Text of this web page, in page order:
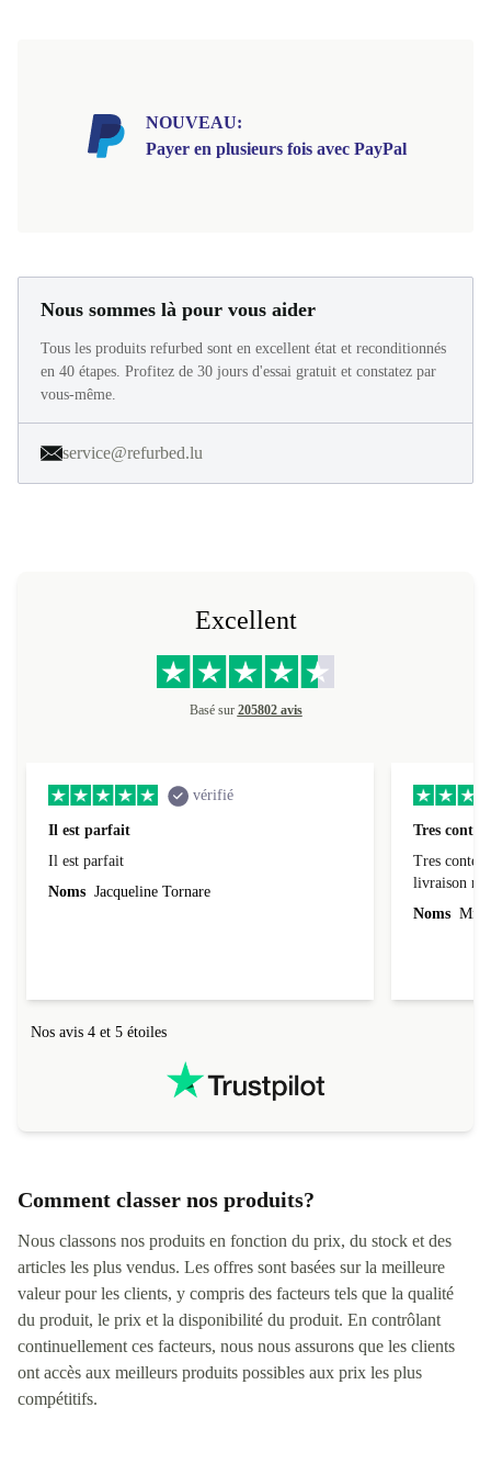
NOUVEAU:
Payer en plusieurs fois avec PayPal
Nous sommes là pour vous aider
Tous les produits refurbed sont en excellent état et reconditionnés
en 40 étapes. Profitez de 30 jours d'essai gratuit et constatez par
vous-même.
service@refurbed.lu
Excellent
Basé sur 205802 avis
vérifié
Il est parfait
Il est parfait
Noms Jacqueline Tornare
Tres
Tres
Noms
Nos avis 4 et 5 étoiles
Comment classer nos produits?
Nous classons nos produits en fonction du prix, du stock et des
articles les plus vendus. Les offres sont basées sur la meilleure
valeur pour les clients, y compris des facteurs tels que la qualité
du produit, le prix et la disponibilité du produit. En contrôlant
continuellement ces facteurs, nous nous assurons que les clients
ont accès aux meilleurs produits possibles aux prix les plus
compétitifs.